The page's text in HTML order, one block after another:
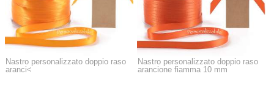
Nastro personalizzato doppio raso
aranci<
Nastro personalizzato doppio raso
arancione fiamma 10 mm